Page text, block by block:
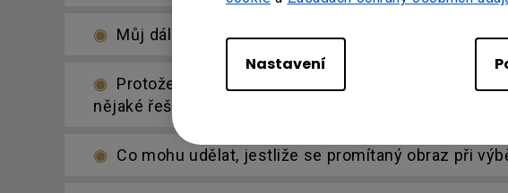
Nastavení
Můj dálkový ovladač nefunguje. Jak ho můžu
Protože podpora Adobe Flash končí na konci
nějaké řešení?
Co mohu udělat, jestliže se promítaný obraz při